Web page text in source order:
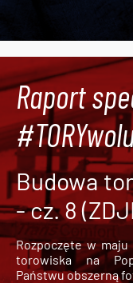
Raport
Budowa
- cz. 8
Rozpoczęte w
torowiska na
Państwu obszerną